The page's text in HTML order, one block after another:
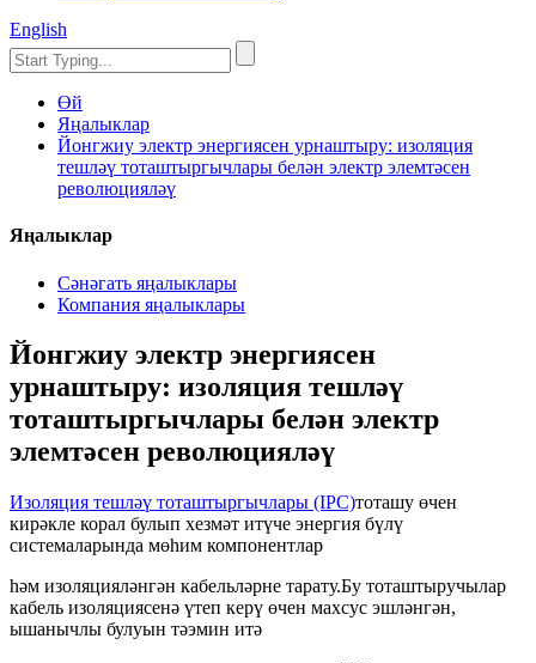
English
Өй
Яңалыклар
Йонгжиу электр энергиясен урнаштыру: изоляция
тешләү тоташтыргычлары белән электр элемтәсен
революцияләү
Яңалыклар
Сәнәгать яңалыклары
Компания яңалыклары
Йонгжиу электр энергиясен
урнаштыру: изоляция тешләү
тоташтыргычлары белән электр
элемтәсен революцияләү
Изоляция тешләү тоташтыргычлары (IPC)тоташу өчен
кирәкле корал булып хезмәт итүче энергия бүлү
системаларында мөһим компонентлар
һәм изоляцияләнгән кабельләрне тарату.Бу тоташтыручылар
кабель изоляциясенә үтеп керү өчен махсус эшләнгән,
ышанычлы булуын тәэмин итә